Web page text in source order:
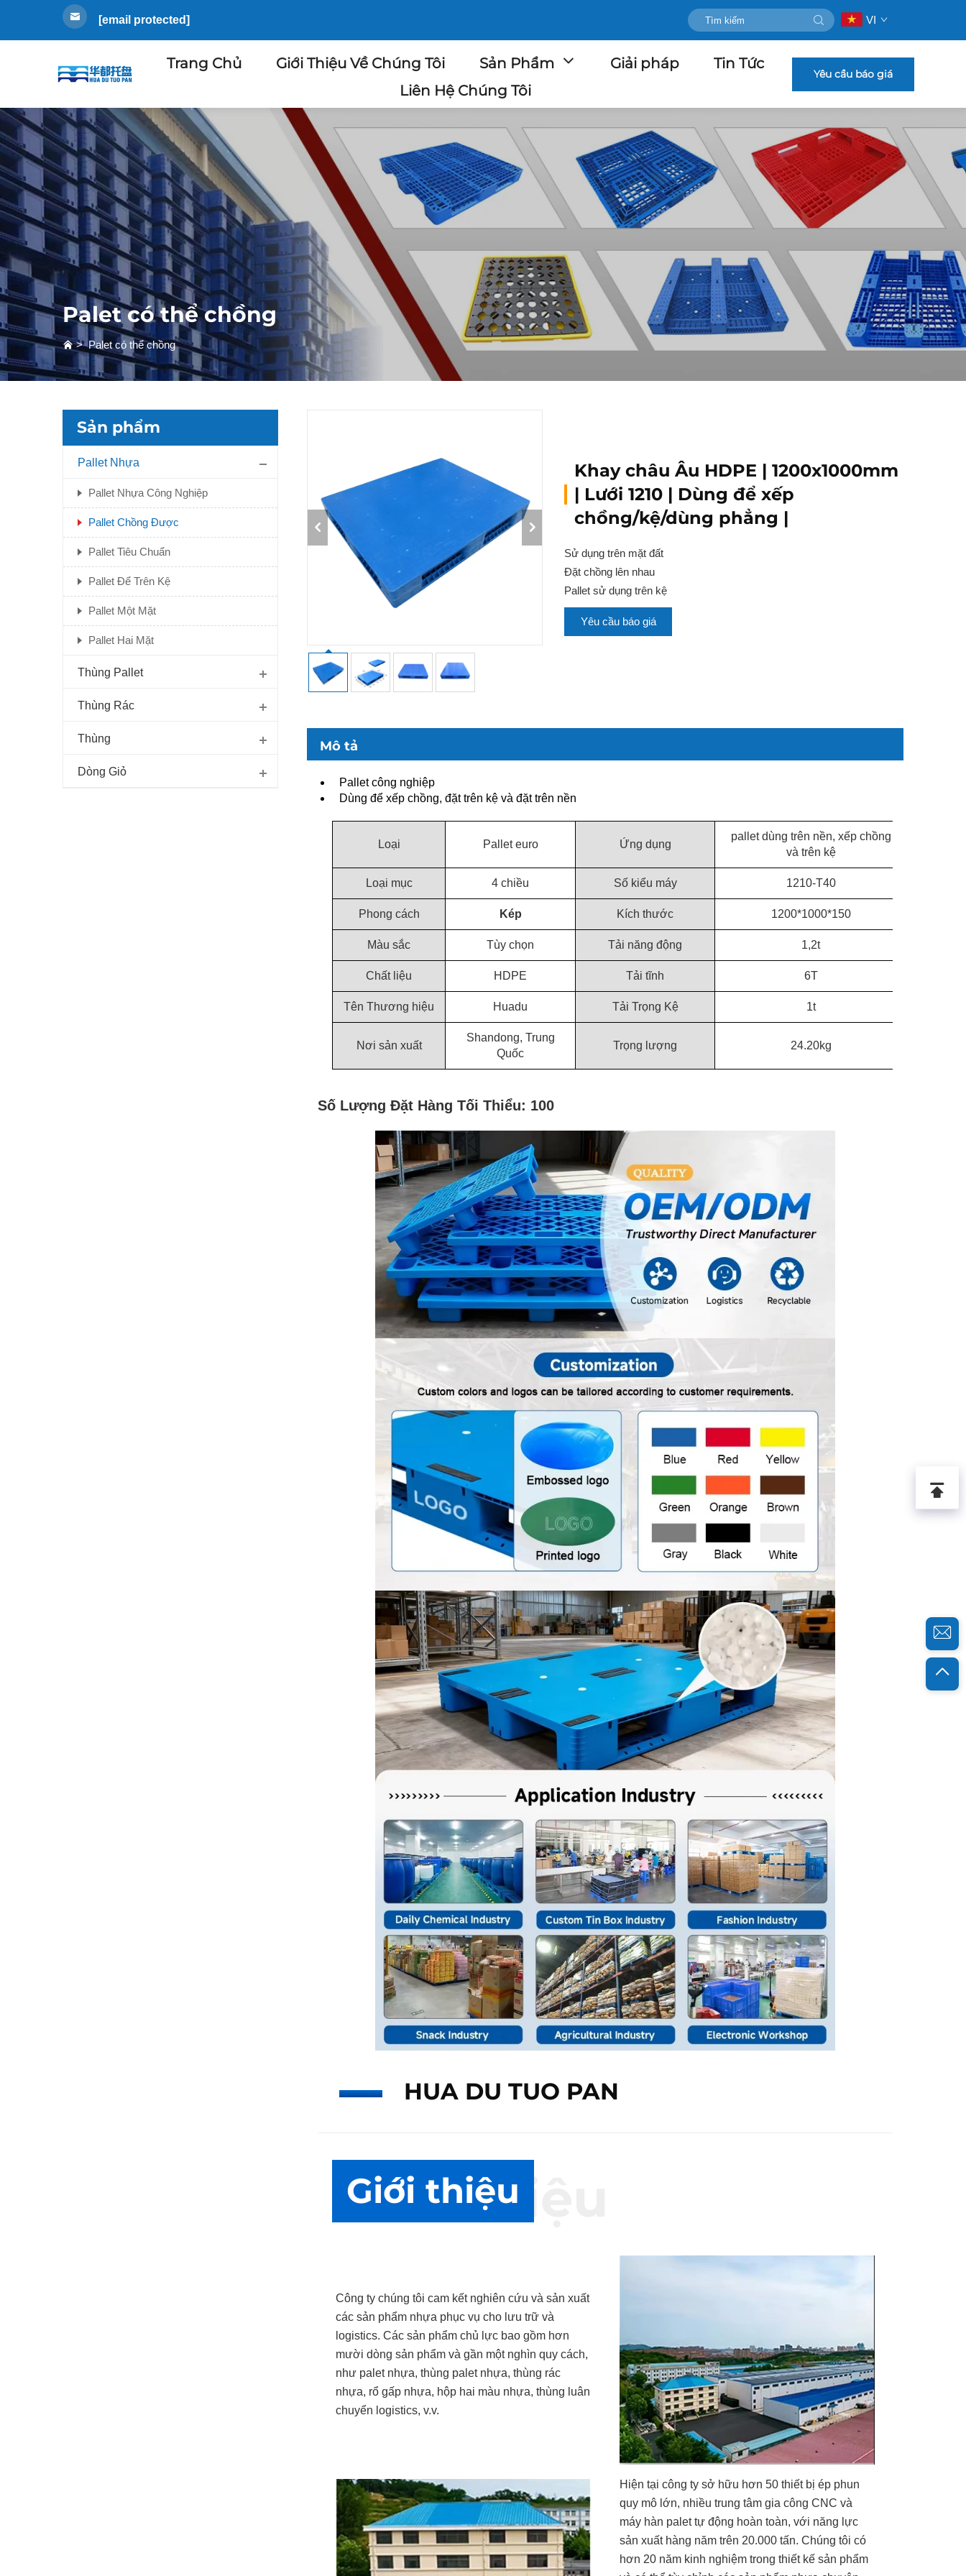
[email protected] VI
Trang Chủ Giới Thiệu Về Chúng Tôi Sản Phẩm Giải pháp
Tin Tức
Liên Hệ Chúng Tôi
Yêu cầu báo giá
Palet có thể chồng
>Palet có thể chồng
Sản phẩm
Pallet Nhựa
Pallet Nhựa Công Nghiệp
Pallet Chồng Được
Pallet Tiêu Chuẩn
Pallet Để Trên Kệ
Pallet Một Mặt
Pallet Hai Mặt
Thùng Pallet
Thùng Rác
Thùng
Dòng Giỏ
Khay châu Âu HDPE | 1200x1000mm
| Lưới 1210 | Dùng để xếp
chồng/kệ/dùng phẳng |
Sử dụng trên mặt đất
Đặt chồng lên nhau
Pallet sử dụng trên kệ
Yêu cầu báo giá
Mô tả
Pallet công nghiệp
Dùng để xếp chồng, đặt trên kệ và đặt trên nền
Loại Pallet euro Ứng dụng
pallet dùng trên nền, xếp chồng
và trên kệ
Loại mục 4 chiều Số kiểu máy 1210-T40
Phong cách Kép Kích thước 1200*1000*150
Màu sắc Tùy chọn Tải năng động 1,2t
Chất liệu HDPE Tải tĩnh 6T
Tên Thương hiệu Huadu Tải Trọng Kệ 1t
Nơi sản xuất
Shandong, Trung
Quốc
Trọng lượng 24.20kg
Số Lượng Đặt Hàng Tối Thiểu: 100
HUA DU TUO PAN
Giới thiệu
Giới thiệu
Công ty chúng tôi cam kết nghiên cứu và sản xuất
các sản phẩm nhựa phục vụ cho lưu trữ và
logistics. Các sản phẩm chủ lực bao gồm hơn
mười dòng sản phẩm và gần một nghìn quy cách,
như palet nhựa, thùng palet nhựa, thùng rác
nhựa, rổ gấp nhựa, hộp hai màu nhựa, thùng luân
chuyển logistics, v.v.
Hiện tại công ty sở hữu hơn 50 thiết bị ép phun
quy mô lớn, nhiều trung tâm gia công CNC và
máy hàn palet tự động hoàn toàn, với năng lực
sản xuất hàng năm trên 20.000 tấn. Chúng tôi có
hơn 20 năm kinh nghiệm trong thiết kế sản phẩm